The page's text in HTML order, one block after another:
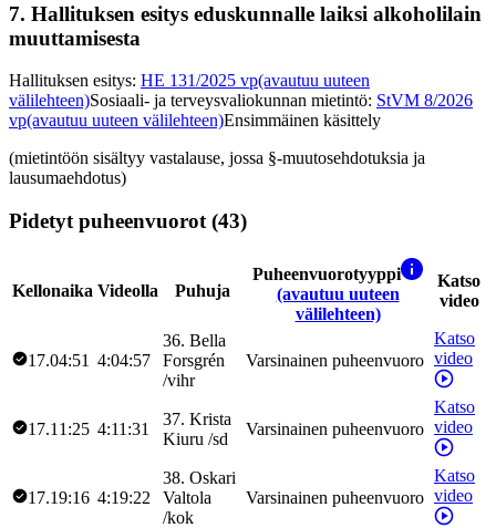
7. Hallituksen esitys eduskunnalle laiksi alkoholilain
muuttamisesta
Hallituksen esitys: HE 131/2025 vp(avautuu uuteen
välilehteen)Sosiaali- ja terveysvaliokunnan mietintö: StVM 8/2026
vp(avautuu uuteen välilehteen)Ensimmäinen käsittely
(mietintöön sisältyy vastalause, jossa §-muutosehdotuksia ja
lausumaehdotus)
Pidetyt puheenvuorot (43)
Kellonaika Videolla Puhuja
Puheenvuorotyyppi
(avautuu uuteen
välilehteen)
Katso
video
17.04:51 4:04:57
36. Bella
Forsgrén
/vihr
Varsinainen puheenvuoro
Katso
video
17.11:25 4:11:31
37. Krista
Kiuru /sd
Varsinainen puheenvuoro
Katso
video
17.19:16 4:19:22
38. Oskari
Valtola
/kok
Varsinainen puheenvuoro
Katso
video